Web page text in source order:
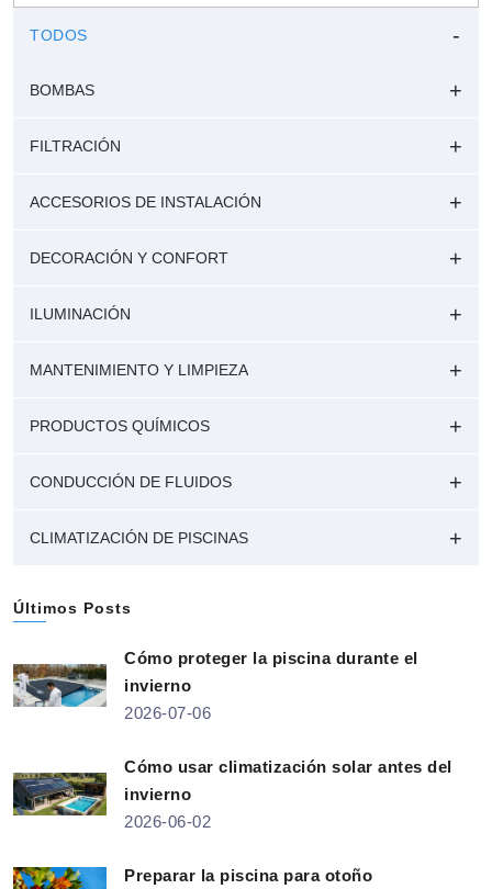
TODOS
BOMBAS
FILTRACIÓN
ACCESORIOS DE INSTALACIÓN
DECORACIÓN Y CONFORT
ILUMINACIÓN
MANTENIMIENTO Y LIMPIEZA
PRODUCTOS QUÍMICOS
CONDUCCIÓN DE FLUIDOS
CLIMATIZACIÓN DE PISCINAS
Últimos Posts
Cómo proteger la piscina durante el
invierno
2026-07-06
Cómo usar climatización solar antes del
invierno
2026-06-02
Preparar la piscina para otoño